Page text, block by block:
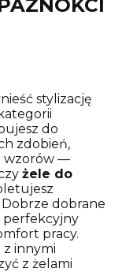
stylizację
do
zdobień,
wzorów —
żele do
dobrane
perfekcyjny
pracy.
innymi
z żelami